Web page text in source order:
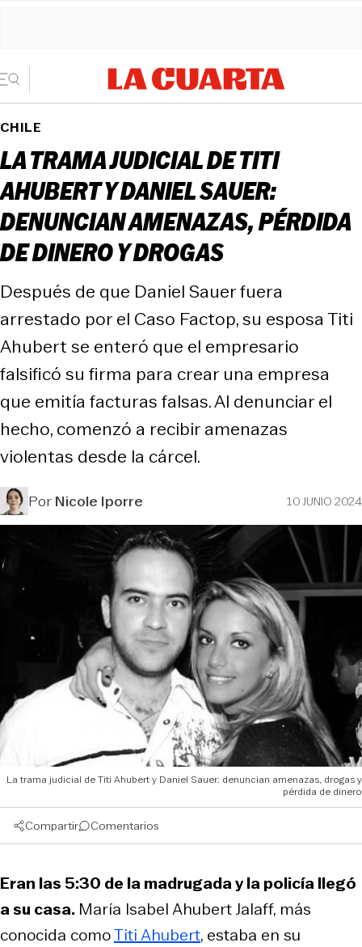
CHILE
LA TRAMA JUDICIAL DE TITI
AHUBERT Y DANIEL SAUER:
DENUNCIAN AMENAZAS, PÉRDIDA
DE DINERO Y DROGAS
Después de que Daniel Sauer fuera
arrestado por el Caso Factop, su esposa Titi
Ahubert se enteró que el empresario
falsificó su firma para crear una empresa
que emitía facturas falsas. Al denunciar el
hecho, comenzó a recibir amenazas
violentas desde la cárcel.
PorNicole Iporre 10 JUNIO 2024
La trama judicial de Titi Ahubert y Daniel Sauer: denuncian amenazas, drogas y
pérdida de dinero
Compartir Comentarios
Eran las 5:30 de la madrugada y la policía llegó
a su casa. María Isabel Ahubert Jalaff, más
conocida comoTiti Ahubert, estaba en su